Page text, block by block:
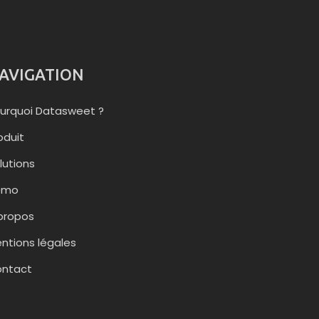
Datasweet ?
légales